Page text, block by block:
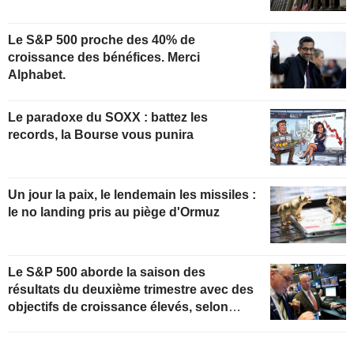
Le S&P 500 proche des 40% de
croissance des bénéfices. Merci
Alphabet.
Le paradoxe du SOXX : battez les
records, la Bourse vous punira
Un jour la paix, le lendemain les missiles :
le no landing pris au piège d'Ormuz
Le S&P 500 aborde la saison des
résultats du deuxième trimestre avec des
objectifs de croissance élevés, selon